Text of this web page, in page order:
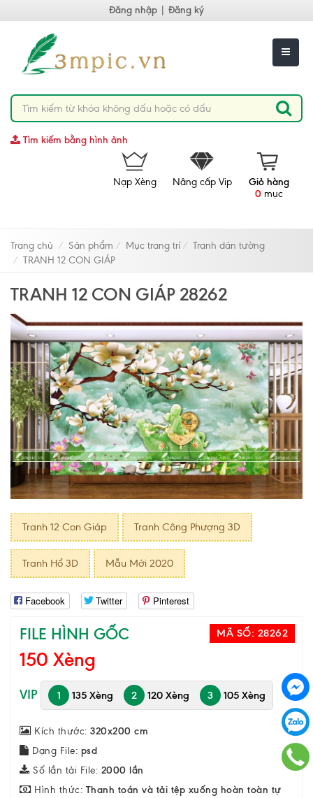
Đăng nhập Đăng ký
Tìm kiếm bằng hình ảnh
Giỏ hàng
0 mục
Nâng cấp Vip
Nạp Xèng
Trang chủ Sản phẩm Mục trang trí
Tranh dán tường
TRANH 12 CON GIÁP
TRANH 12 CON GIÁP 28262
Tranh 12 Con Giáp Tranh Công Phượng 3D
Tranh Hổ 3D Mẫu Mới 2020
Facebook Twitter Pinterest
FILE HÌNH GỐC MÃ SỐ: 28262
150 Xèng
VIP 1 135 Xèng 2 120 Xèng 3 105 Xèng
Kích thước: 320x200 cm
Dạng File: psd
Số lần tải File: 2000 lần
Hình thức: Thanh toán và tải tệp xuống hoàn toàn tự